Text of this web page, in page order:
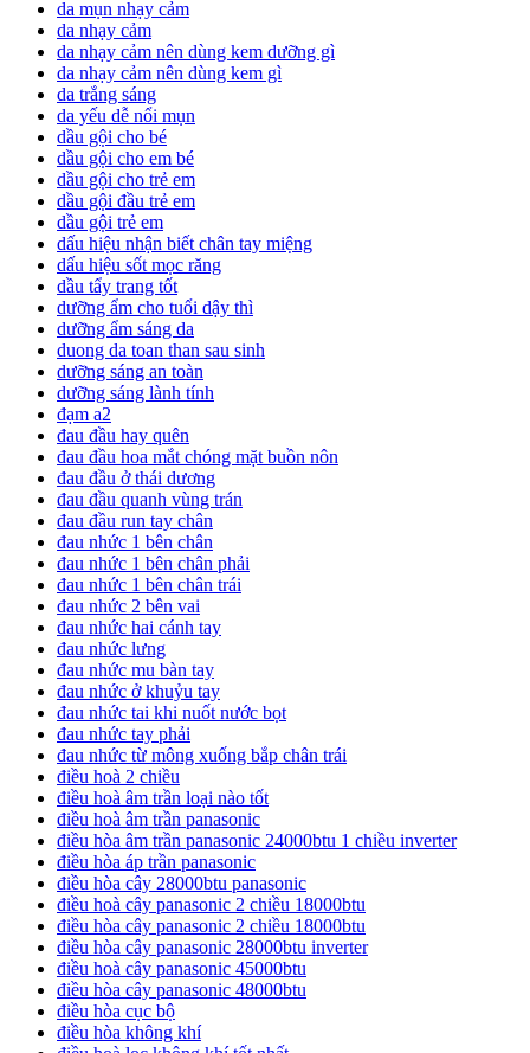
da mụn nhạy cảm
da nhạy cảm
da nhạy cảm nên dùng kem dưỡng gì
da nhạy cảm nên dùng kem gì
da trắng sáng
da yếu dễ nổi mụn
dầu gội cho bé
dầu gội cho em bé
dầu gội cho trẻ em
dầu gội đầu trẻ em
dầu gội trẻ em
dấu hiệu nhận biết chân tay miệng
dấu hiệu sốt mọc răng
dầu tẩy trang tốt
dưỡng ẩm cho tuổi dậy thì
dưỡng ẩm sáng da
duong da toan than sau sinh
dưỡng sáng an toàn
dưỡng sáng lành tính
đạm a2
đau đầu hay quên
đau đầu hoa mắt chóng mặt buồn nôn
đau đầu ở thái dương
đau đầu quanh vùng trán
đau đầu run tay chân
đau nhức 1 bên chân
đau nhức 1 bên chân phải
đau nhức 1 bên chân trái
đau nhức 2 bên vai
đau nhức hai cánh tay
đau nhức lưng
đau nhức mu bàn tay
đau nhức ở khuỷu tay
đau nhức tai khi nuốt nước bọt
đau nhức tay phải
đau nhức từ mông xuống bắp chân trái
điều hoà 2 chiều
điều hoà âm trần loại nào tốt
điều hoà âm trần panasonic
điều hòa âm trần panasonic 24000btu 1 chiều inverter
điều hòa áp trần panasonic
điều hòa cây 28000btu panasonic
điều hoà cây panasonic 2 chiều 18000btu
điều hòa cây panasonic 2 chiều 18000btu
điều hòa cây panasonic 28000btu inverter
điều hoà cây panasonic 45000btu
điều hòa cây panasonic 48000btu
điều hòa cục bộ
điều hòa không khí